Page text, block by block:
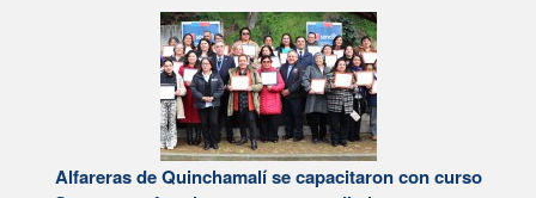
Alfareras de Quinchamalí se capacitaron con curso